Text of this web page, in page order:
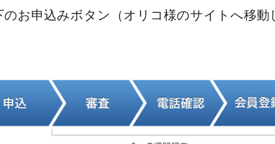
お申込みボタン（オリコ様のサイトへ移